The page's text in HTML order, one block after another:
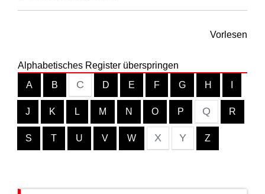
Vorlesen
Alphabetisches Register überspringen
A
B C D E F G H
J K L M N O P Q R
S T U V W X Y Z